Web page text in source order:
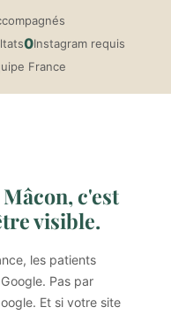
0Instagram requis
France
c'est
visible.
les patients
Pas par
Et si votre site